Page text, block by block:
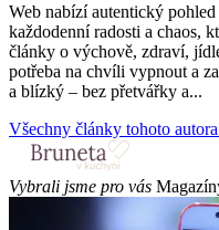
Web nabízí autentický
každodenní radosti a chaos,
články o výchově, zdraví,
potřeba na chvíli vypnout a
a blízký – bez přetvářky a...
Všechny články tohoto
Vybrali jsme pro vás